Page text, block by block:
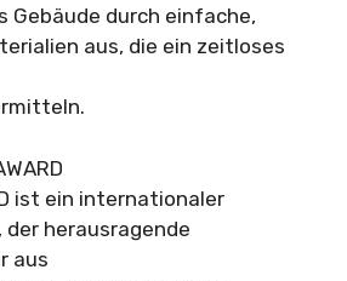
Gebäude durch einfache,
aus, die ein zeitloses
ist ein internationaler
herausragende
aus